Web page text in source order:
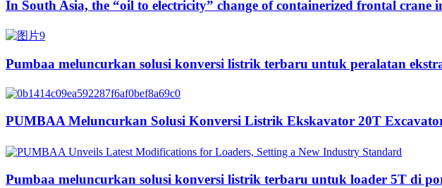
In South Asia, the “oil to electricity” change of containerized frontal crane
Pumbaa meluncurkan solusi konversi listrik terbaru untuk peralatan
PUMBAA Meluncurkan Solusi Konversi Listrik Ekskavator 20T
Pumbaa meluncurkan solusi konversi listrik terbaru untuk loader 5T di